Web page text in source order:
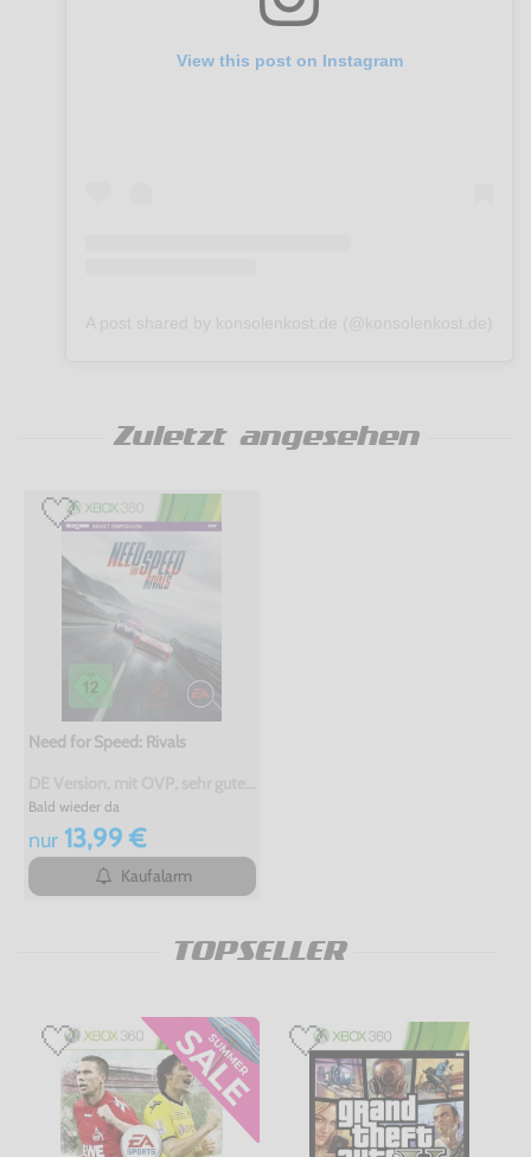
View this post on Instagram
Zuletzt angesehen
Need for Speed: Rivals
Bald wieder da
nur13,99 €
Kaufalarm
TOPSELLER